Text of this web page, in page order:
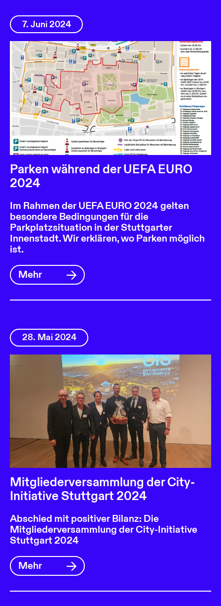
7. Juni 2024
Parken während der UEFA EURO
2024
Im Rahmen der UEFA EURO 2024 gelten
besondere Bedingungen für die
Parkplatzsituation in der Stuttgarter
Innenstadt. Wir erklären, wo Parken möglich
ist.
Mehr
28. Mai 2024
Mitgliederversammlung der City-
Initiative Stuttgart 2024
Abschied mit positiver Bilanz: Die
Mitgliederversammlung der City-Initiative
Stuttgart 2024
Mehr